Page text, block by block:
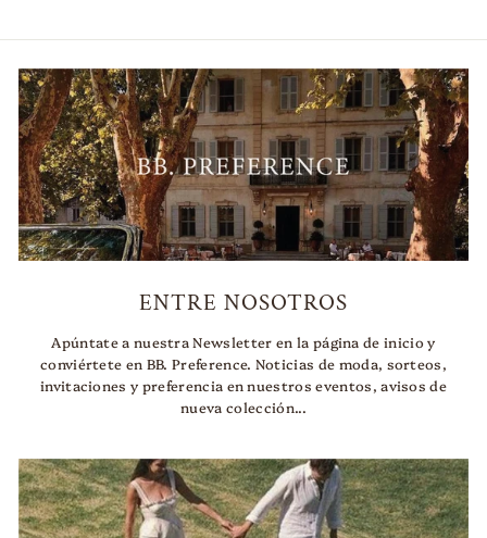
ENTRE NOSOTROS
Apúntate a nuestra Newsletter en la página de inicio y
conviértete en BB. Preference. Noticias de moda, sorteos,
invitaciones y preferencia en nuestros eventos, avisos de
nueva colección...